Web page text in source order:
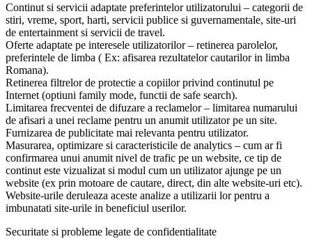
Continut si servicii adaptate preferintelor utilizatorului – categorii de
stiri, vreme, sport, harti, servicii publice si guvernamentale, site-uri
de entertainment si servicii de travel.
Oferte adaptate pe interesele utilizatorilor – retinerea parolelor,
preferintele de limba ( Ex: afisarea rezultatelor cautarilor in limba
Romana).
Retinerea filtrelor de protectie a copiilor privind continutul pe
Internet (optiuni family mode, functii de safe search).
Limitarea frecventei de difuzare a reclamelor – limitarea numarului
de afisari a unei reclame pentru un anumit utilizator pe un site.
Furnizarea de publicitate mai relevanta pentru utilizator.
Masurarea, optimizare si caracteristicile de analytics – cum ar fi
confirmarea unui anumit nivel de trafic pe un website, ce tip de
continut este vizualizat si modul cum un utilizator ajunge pe un
website (ex prin motoare de cautare, direct, din alte website-uri etc).
Website-urile deruleaza aceste analize a utilizarii lor pentru a
imbunatati site-urile in beneficiul userilor.
Securitate si probleme legate de confidentialitate